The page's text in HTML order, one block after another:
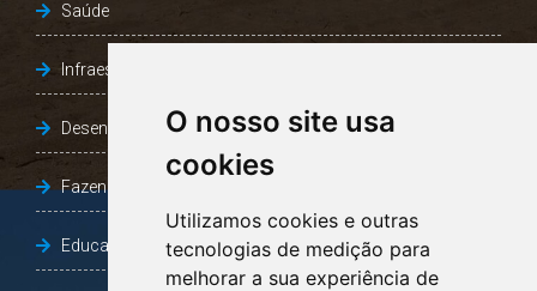
O nosso site usa
cookies
Utilizamos cookies e outras
tecnologias de medição para
melhorar a sua experiência de
Saúde
Infraestrutura, Agricultura e Meio Ambiente
Desenvolvimento Social
Fazenda e Desenvolvimento Econômico
Educação